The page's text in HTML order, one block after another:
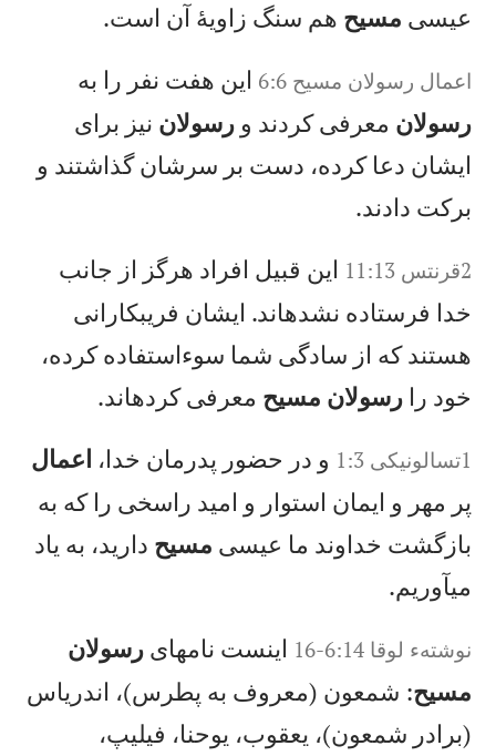
عيسی مسيح هم سنگ زاويهٔ آن است.
اعمال‌ رسولان‌ مسيح‌‌ 6:6
اين هفت نفر را به
رسولان معرفی كردند ورسولان نيز برای
ايشان دعا كرده، دست بر سرشان گذاشتند و
بركت دادند.
2‏قرنتس 11:13
اين قبيل افراد هرگز از جانب
خدا فرستاده نشدهاند. ايشان فريبكارانی
هستند كه از سادگی شما سوءاستفاده كرده،
خود رارسولان مسيح معرفی كردهاند.
1تسالونيکی 1:3 و در حضور پدرمان خدا، اعمال
پر مهر و ايمان استوار و اميد راسخی را كه به
بازگشت خداوند ما عيسی مسيح داريد، به ياد
میآوريم.
نوشته‌ء لوقا 6:14-16 اينست نامهایرسولان
مسيح: شمعون (معروف به پطرس)، اندرياس
(برادر شمعون)، يعقوب، يوحنا، فيليپ،